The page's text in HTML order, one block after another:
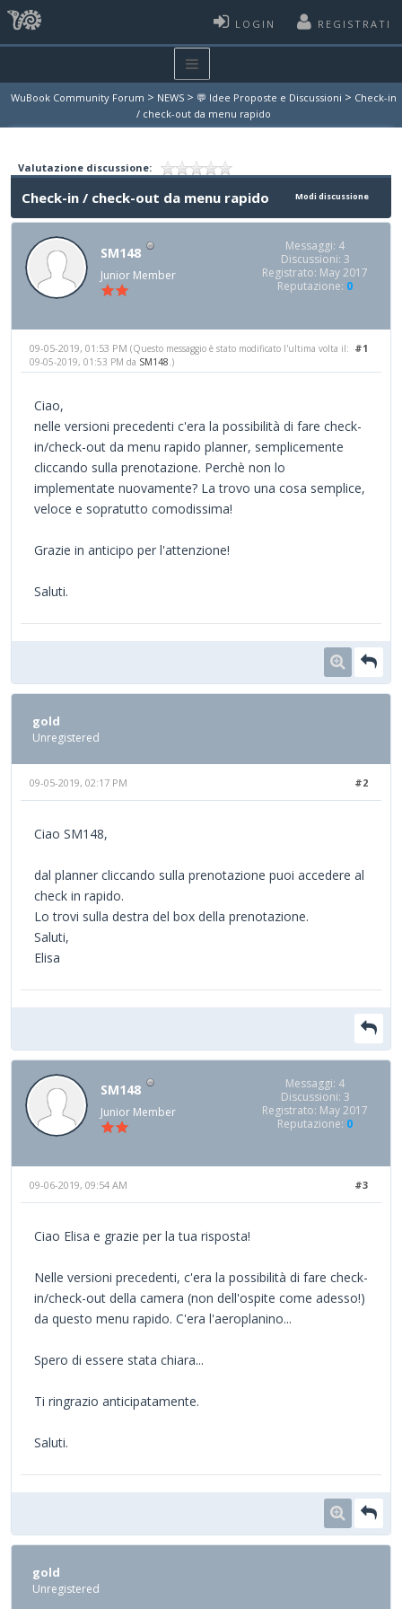
LOGIN REGISTRATI
WuBook Community Forum > NEWS > 💬 Idee Proposte e Discussioni > Check-in
/ check-out da menu rapido
Valutazione discussione:
Modi discussione
Check-in / check-out da menu rapido
SM148
Junior Member
Messaggi: 4
Discussioni: 3
Registrato: May 2017
Reputazione: 0
#1
09-05-2019, 01:53 PM (Questo messaggio è stato modificato l'ultima volta il:
09-05-2019, 01:53 PM da SM148 .)
Ciao,
nelle versioni precedenti c'era la possibilità di fare check-
in/check-out da menu rapido planner, semplicemente
cliccando sulla prenotazione. Perchè non lo
implementate nuovamente? La trovo una cosa semplice,
veloce e sopratutto comodissima!
Grazie in anticipo per l'attenzione!
Saluti.
gold
Unregistered
#2
09-05-2019, 02:17 PM
Ciao SM148,
dal planner cliccando sulla prenotazione puoi accedere al
check in rapido.
Lo trovi sulla destra del box della prenotazione.
Saluti,
Elisa
SM148
Junior Member
Messaggi: 4
Discussioni: 3
Registrato: May 2017
Reputazione: 0
#3
09-06-2019, 09:54 AM
Ciao Elisa e grazie per la tua risposta!
Nelle versioni precedenti, c'era la possibilità di fare check-
in/check-out della camera (non dell'ospite come adesso!)
da questo menu rapido. C'era l'aeroplanino...
Spero di essere stata chiara...
Ti ringrazio anticipatamente.
Saluti.
gold
Unregistered